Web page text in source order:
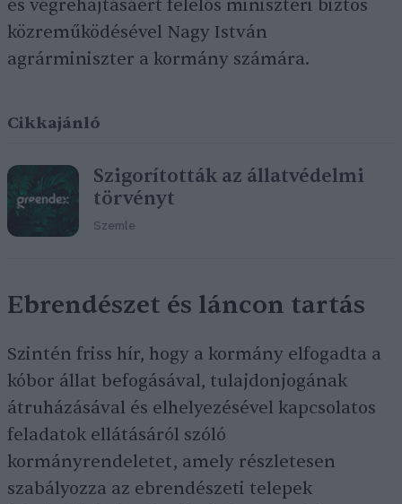
és végrehajtásáért felelős miniszteri biztos
közreműködésével Nagy István
agrárminiszter a kormány számára.
Cikkajánló
Szigorították az állatvédelmi
törvényt
Szemle
Ebrendészet és láncon tartás
Szintén friss hír, hogy a kormány elfogadta a
kóbor állat befogásával, tulajdonjogának
átruházásával és elhelyezésével kapcsolatos
feladatok ellátásáról szóló
kormányrendeletet, amely részletesen
szabályozza az ebrendészeti telepek